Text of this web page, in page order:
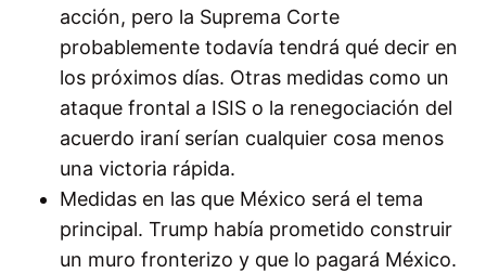
acción, pero la Suprema Corte
probablemente todavía tendrá qué decir en
los próximos días. Otras medidas como un
ataque frontal a ISIS o la renegociación del
acuerdo iraní serían cualquier cosa menos
una victoria rápida.
Medidas en las que México será el tema
principal. Trump había prometido construir
un muro fronterizo y que lo pagará México.